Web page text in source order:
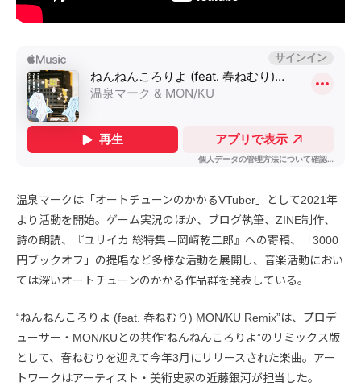
温泉マークは「オートチューンのかかるVTuber」として2021年
より活動を開始。ゲーム実況のほか、ブログ執筆、ZINE制作、
詩の朗読、『ユリイカ 総特集＝岡﨑乾二郎』への寄稿、「3000
円ブックオフ」の提唱など多様な活動を展開し、音楽活動におい
ては深いオートチューンのかかる作品群を発表している。
“ねんねんころりよ (feat. 春ねむり) MON/KU Remix”は、プロデ
ューサー・MON/KUとの共作“ねんねんころりよ”のリミックス版
として、春ねむりを迎えて今年3月にリリースされた楽曲。アー
トワークはアーティスト・美術史家の近藤銀河が担当した。